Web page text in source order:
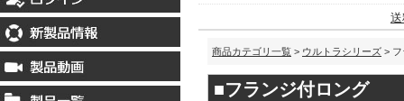
商品カテゴリ一覧 > ウルトラシリーズ >
■フランジ付ロング